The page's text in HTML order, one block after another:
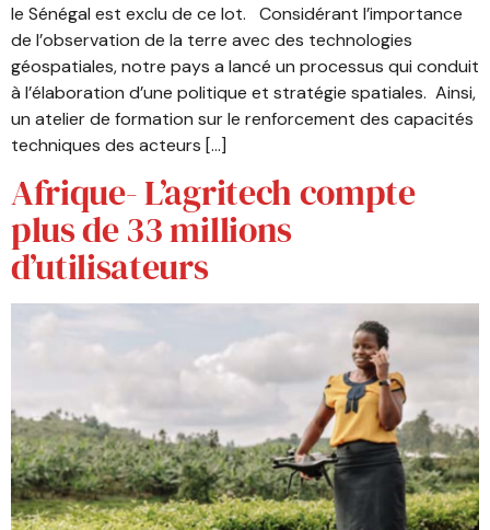
le Sénégal est exclu de ce lot. Considérant l’importance
de l’observation de la terre avec des technologies
géospatiales, notre pays a lancé un processus qui conduit
à l’élaboration d’une politique et stratégie spatiales. Ainsi,
un atelier de formation sur le renforcement des capacités
techniques des acteurs […]
Afrique- L’agritech compte
plus de 33 millions
d’utilisateurs